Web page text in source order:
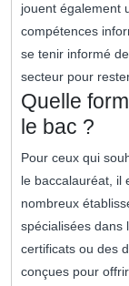
jouent également
compétences
se tenir informé
secteur pour
Quelle
le bac ?
Pour ceux qui
le baccalauréat, il
nombreux
spécialisées dans
certificats ou des
conçues pour